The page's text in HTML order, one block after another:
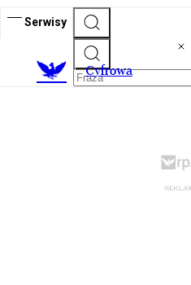
Serwisy
Cyfrowa